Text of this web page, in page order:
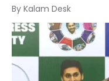
By Kalam Desk